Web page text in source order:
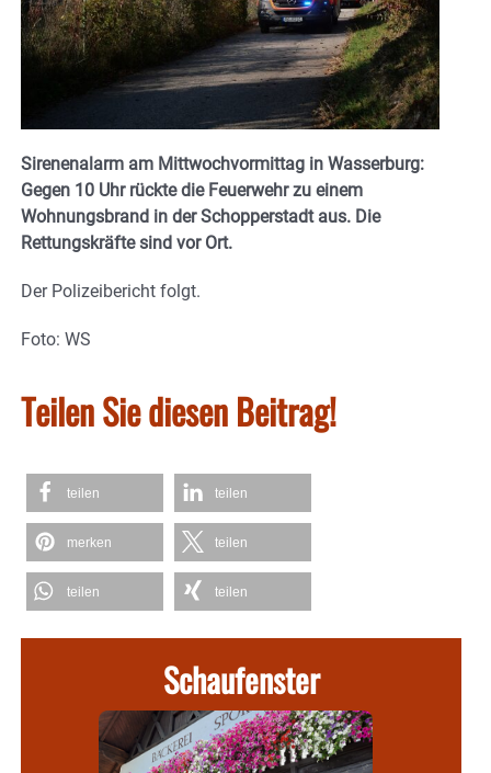
Sirenenalarm am Mittwochvormittag in Wasserburg:
Gegen 10 Uhr rückte die Feuerwehr zu einem
Wohnungsbrand in der Schopperstadt aus. Die
Rettungskräfte sind vor Ort.
Der Polizeibericht folgt.
Foto: WS
Teilen Sie diesen Beitrag!
teilen teilen
merken teilen
teilen teilen
Schaufenster